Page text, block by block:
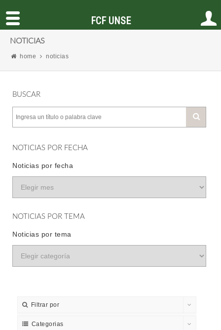
NOTICIAS
home noticias
BUSCAR
NOTICIAS POR FECHA
Noticias por fecha
NOTICIAS POR TEMA
Noticias por tema
Filtrar por
Categorias
FCF UNSE